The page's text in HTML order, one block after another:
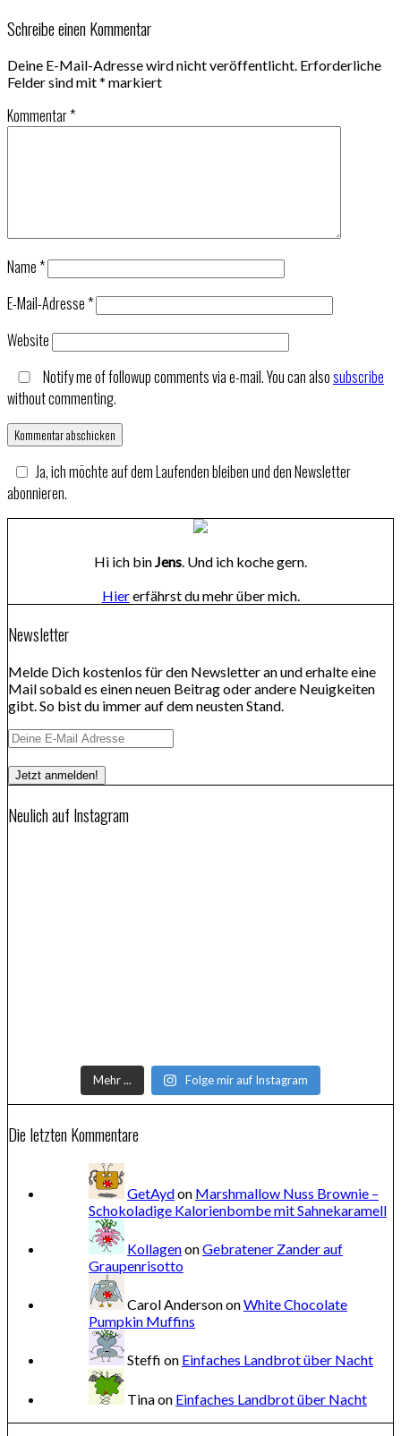
Schreibe einen Kommentar
Deine E-Mail-Adresse wird nicht veröffentlicht. Erforderliche
Felder sind mit* markiert
Kommentar*
Name*
E-Mail-Adresse*
Website
Notify me of followup comments via e-mail. You can alsosubscribe
without commenting.
Ja, ich möchte auf dem Laufenden bleiben und den Newsletter
abonnieren.
Hi ich binJens. Und ich koche gern.
Hiererfährst du mehr über mich.
Newsletter
Melde Dich kostenlos für den Newsletter an und erhalte eine
Mail sobald es einen neuen Beitrag oder andere Neuigkeiten
gibt. So bist du immer auf dem neusten Stand.
Neulich auf Instagram
Mehr ... Folge mir auf Instagram
Die letzten Kommentare
GetAydon Marshmallow Nuss Brownie –
Schokoladige Kalorienbombe mit Sahnekaramell
KollagenonGebratener Zander auf
Graupenrisotto
Carol AndersononWhite Chocolate
Pumpkin Muffins
Steffi on Einfaches Landbrot über Nacht
Tinaon Einfaches Landbrot über Nacht